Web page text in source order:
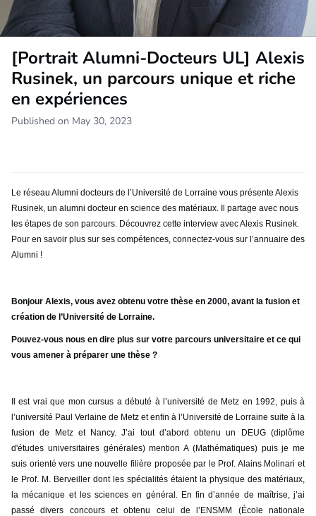
[Portrait Alumni-Docteurs UL] Alexis
Rusinek, un parcours unique et riche
en expériences
Published on May 30, 2023
Le réseau Alumni docteurs de l’Université de Lorraine vous présente Alexis
Rusinek, un alumni docteur en science des matériaux. Il partage avec nous
les étapes de son parcours. Découvrez cette interview avec Alexis Rusinek.
Pour en savoir plus sur ses compétences, connectez-vous sur l’annuaire des
Alumni !
Bonjour Alexis, vous avez obtenu votre thèse en 2000, avant la fusion et
création de l’Université de Lorraine.
Pouvez-vous nous en dire plus sur votre parcours universitaire et ce qui
vous amener à préparer une thèse ?
Il est vrai que mon cursus a débuté à l’université de Metz en 1992, puis à
l’université Paul Verlaine de Metz et enfin à l’Université de Lorraine suite à la
fusion de Metz et Nancy. J’ai tout d’abord obtenu un DEUG (diplôme
d'études universitaires générales) mention A (Mathématiques) puis je me
suis orienté vers une nouvelle filière proposée par le Prof. Alains Molinari et
le Prof. M. Berveiller dont les spécialités étaient la physique des matériaux,
la mécanique et les sciences en général.
En fin d’année de maîtrise, j’ai
passé divers concours et obtenu celui de l’ENSMM (École nationale